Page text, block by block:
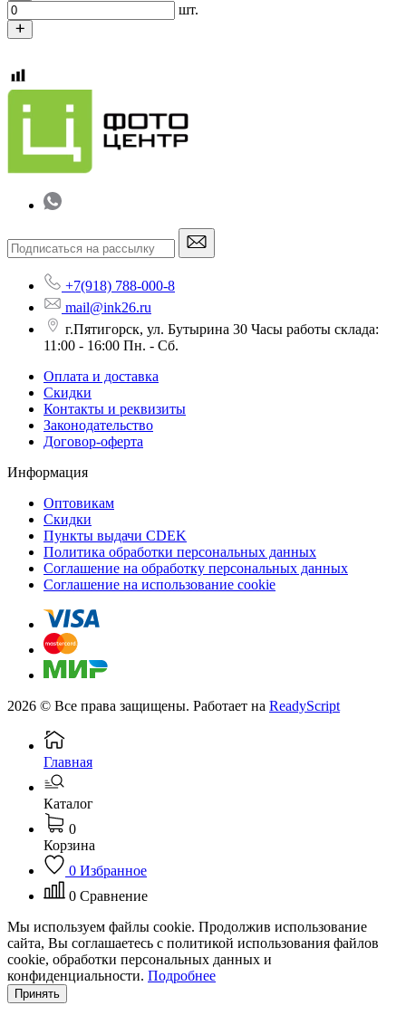
шт.
+7(918) 788-000-8
mail@ink26.ru
г.Пятигорск, ул. Бутырина 30 Часы работы склада:
11:00 - 16:00 Пн. - Сб.
Оплата и доставка
Скидки
Контакты и реквизиты
Законодательство
Договор-оферта
Информация
Оптовикам
Скидки
Пункты выдачи CDEK
Политика обработки персональных данных
Соглашение на обработку персональных данных
Соглашение на использование cookie
2026 © Все права защищены. Работает на ReadyScript
Главная
Каталог
0
Корзина
0 Избранное
0 Сравнение
Мы используем файлы cookie. Продолжив использование
сайта, Вы соглашаетесь с политикой использования файлов
cookie, обработки персональных данных и
конфиденциальности. Подробнее
Принять